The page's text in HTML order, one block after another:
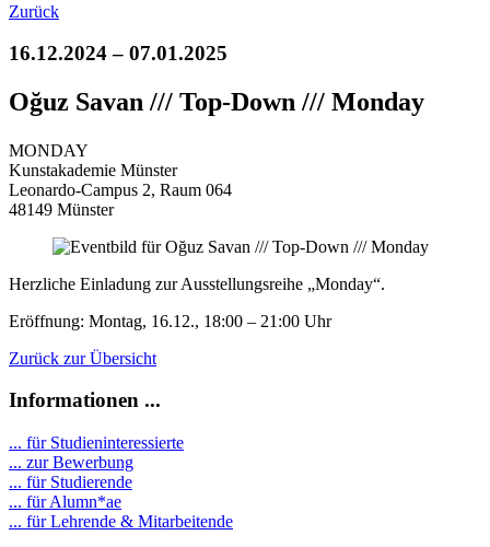
Zurück
16.12.2024 – 07.01.2025
Oğuz Savan /// Top-Down /// Monday
MONDAY
Kunstakademie Münster
Leonardo-Campus 2, Raum 064
48149 Münster
Herzliche Einladung zur Ausstellungsreihe „Monday“.
Eröffnung: Montag, 16.12., 18:00 – 21:00 Uhr
Zurück zur Übersicht
Informationen ...
... für Studieninteressierte
... zur Bewerbung
... für Studierende
... für Alumn*ae
... für Lehrende & Mitarbeitende